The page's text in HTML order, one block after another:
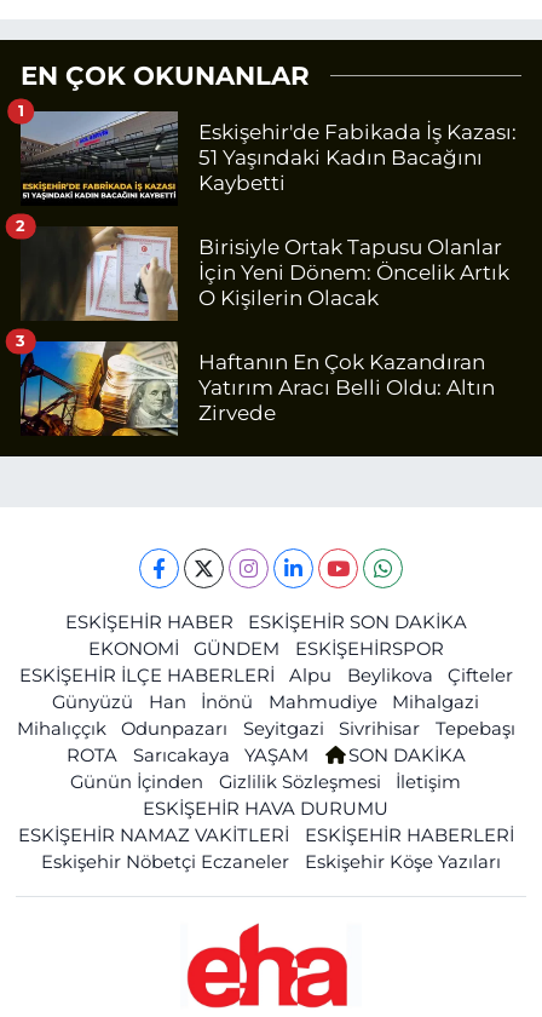
EN ÇOK OKUNANLAR
Eskişehir'de Fabikada İş Kazası:
51 Yaşındaki Kadın Bacağını
Kaybetti
1
Birisiyle Ortak Tapusu Olanlar
İçin Yeni Dönem: Öncelik Artık
O Kişilerin Olacak
2
Haftanın En Çok Kazandıran
Yatırım Aracı Belli Oldu: Altın
Zirvede
3
ESKİŞEHİR HABER
ESKİŞEHİR SON DAKİKA
EKONOMİ
GÜNDEM
ESKİŞEHİRSPOR
ESKİŞEHİR İLÇE HABERLERİ
Alpu Beylikova
Çifteler
Günyüzü
Han İnönü Mahmudiye
Mihalgazi
Mihalıççık
Odunpazarı Seyitgazi Sivrihisar
Tepebaşı
ROTA
Sarıcakaya YAŞAM
SON DAKİKA
Günün İçinden
Gizlilik Sözleşmesi
İletişim
ESKİŞEHİR HAVA DURUMU
ESKİŞEHİR NAMAZ VAKİTLERİ
ESKİŞEHİR HABERLERİ
Eskişehir Nöbetçi Eczaneler
Eskişehir Köşe Yazıları